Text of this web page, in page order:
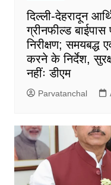
दिल्ली-देहरादून
ग्रीनफील्ड
निरीक्षण; समयबद्ध
करने के निर्देश,
नहींः डीएम
Parvatanchal